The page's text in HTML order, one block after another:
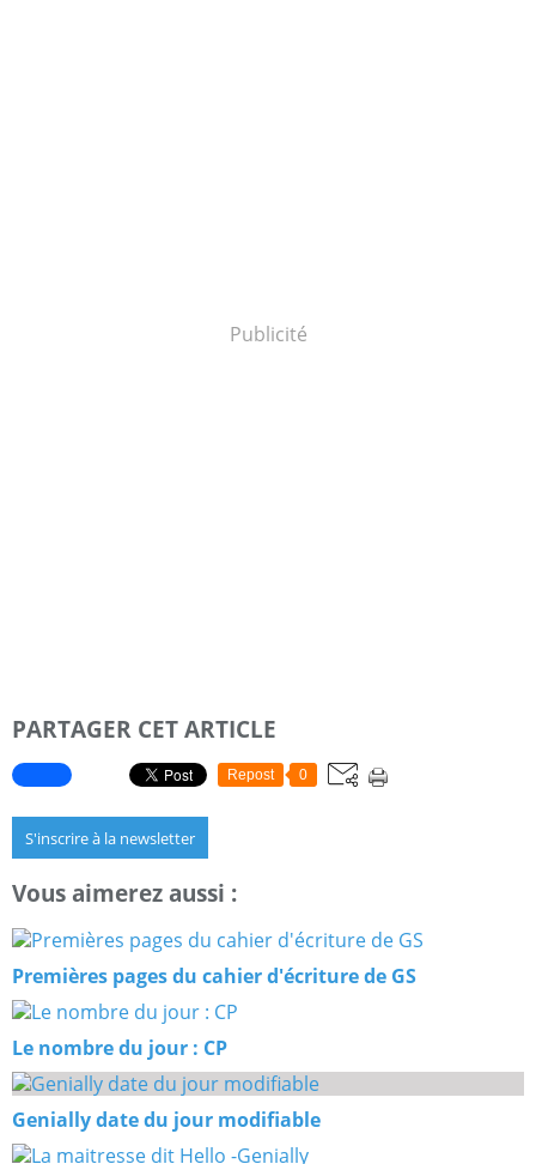
Publicité
PARTAGER CET ARTICLE
Repost 0
S'inscrire à la newsletter
Vous aimerez aussi :
Premières pages du cahier d'écriture de GS
Le nombre du jour : CP
Genially date du jour modifiable